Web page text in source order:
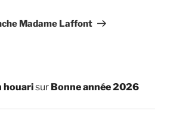
Madame Laffont
houarisur Bonne année 2026